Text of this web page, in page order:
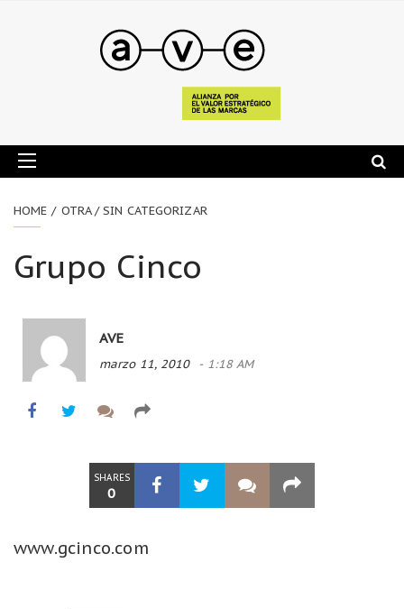
HOME OTRA / SIN CATEGORIZAR
Grupo Cinco
AVE
marzo 11, 2010 1:18 AM
SHARES
0
www.gcinco.com